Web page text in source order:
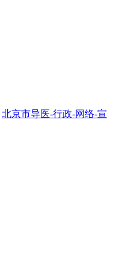
北京市导医-行政-网络-宣